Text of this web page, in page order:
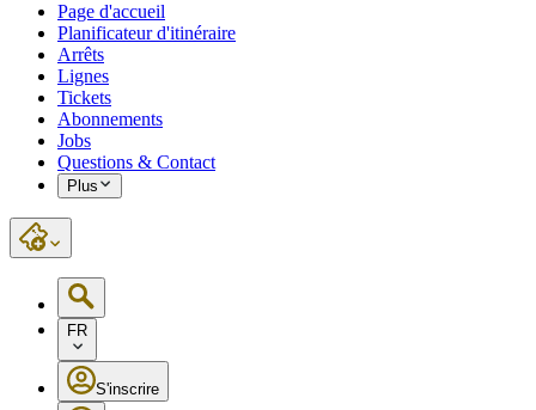
Page d'accueil
Planificateur d'itinéraire
Arrêts
Lignes
Tickets
Abonnements
Jobs
Questions & Contact
Plus
FR
S'inscrire